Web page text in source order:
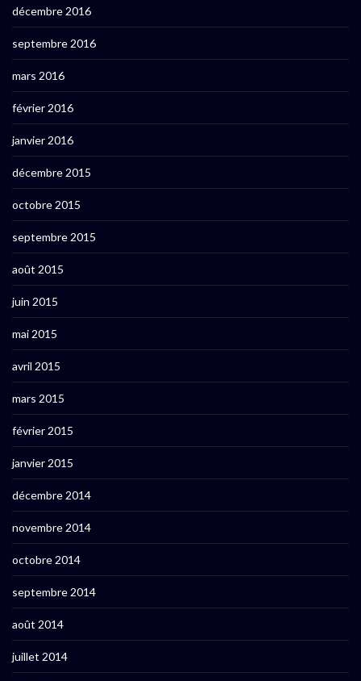
décembre 2016
septembre 2016
mars 2016
février 2016
janvier 2016
décembre 2015
octobre 2015
septembre 2015
août 2015
juin 2015
mai 2015
avril 2015
mars 2015
février 2015
janvier 2015
décembre 2014
novembre 2014
octobre 2014
septembre 2014
août 2014
juillet 2014